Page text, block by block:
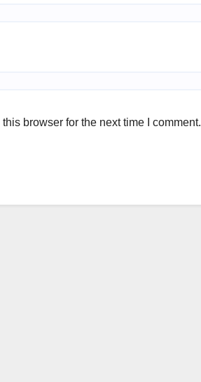
browser for the next time I comment.